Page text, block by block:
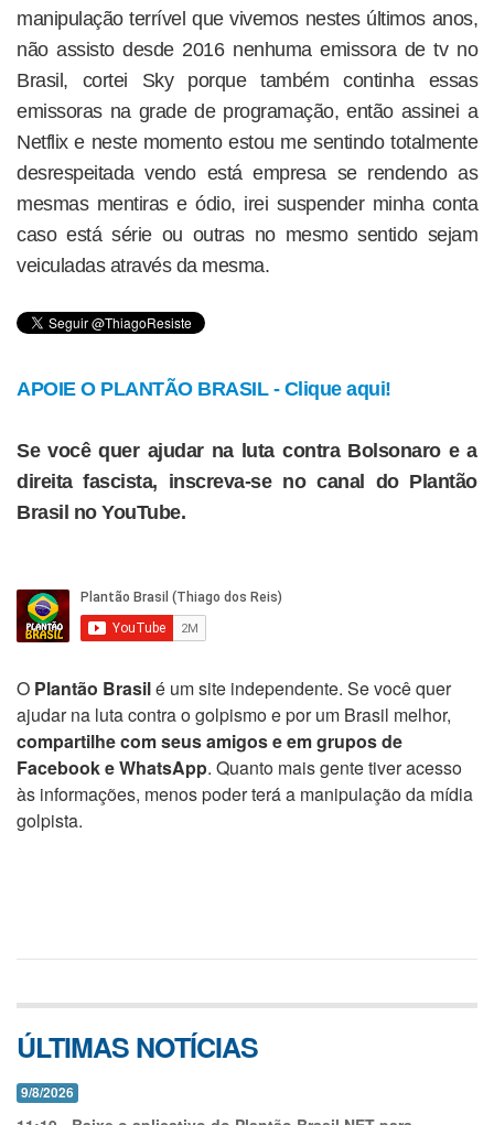
manipulação terrível que vivemos nestes últimos anos,
não assisto desde 2016 nenhuma emissora de tv no
Brasil, cortei Sky porque também continha essas
emissoras na grade de programação, então assinei a
Netflix e neste momento estou me sentindo totalmente
desrespeitada vendo está empresa se rendendo as
mesmas mentiras e ódio, irei suspender minha conta
caso está série ou outras no mesmo sentido sejam
veiculadas através da mesma.
APOIE O PLANTÃO BRASIL - Clique aqui!
Se você quer ajudar na luta contra Bolsonaro e a
direita fascista, inscreva-se no canal do Plantão
Brasil no YouTube.
O Plantão Brasilé um site independente. Se você quer
ajudar na luta contra o golpismo e por um Brasil melhor,
compartilhe com seus amigos e em grupos de
Facebook e WhatsApp. Quanto mais gente tiver acesso
às informações, menos poder terá a manipulação da mídia
golpista.
ÚLTIMAS NOTÍCIAS
9/8/2026